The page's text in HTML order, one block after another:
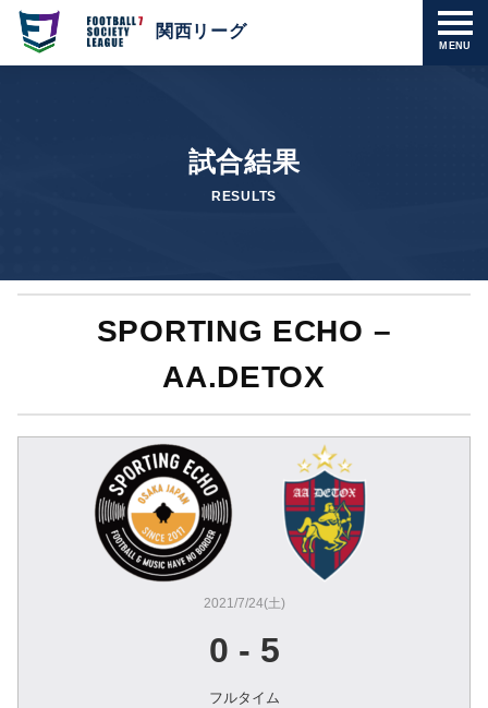
MENU
関西リーグ
試合結果
RESULTS
SPORTING ECHO –
AA.DETOX
2021/7/24(土)
0 - 5
フルタイム